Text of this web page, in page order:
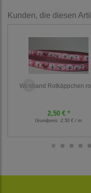
Kunden, die diesen
Webband Rotkäppchen
2,50 € *
Grundpreis: 2,50 € / m